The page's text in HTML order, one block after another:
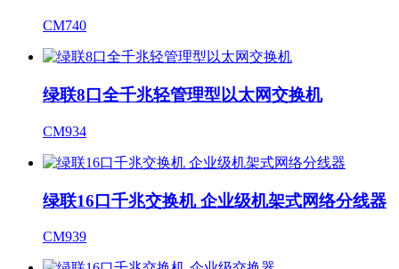
CM740
绿联8口全千兆轻管理型以太网交换机
CM934
绿联16口千兆交换机 企业级机架式网络分线器
CM939